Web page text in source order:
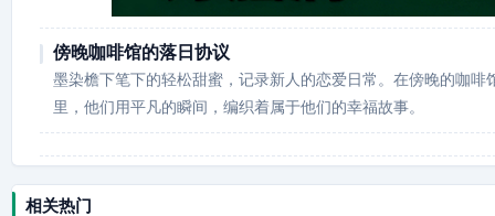
傍晚咖啡馆的落日协议
墨染檐下笔下的轻松甜蜜，记录新人的恋爱日常。在傍晚的咖啡
里，他们用平凡的瞬间，编织着属于他们的幸福故事。
相关热门